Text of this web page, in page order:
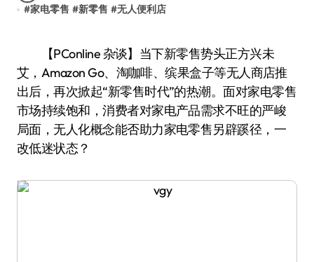
#家电零售 #新零售 #无人便利店
【PConline 杂谈】当下新零售势头正方兴未
艾，Amazon Go、淘咖啡、缤果盒子等无人商店推
出后，再次掀起“新零售时代”的热潮。面对家电零售
市场持续饱和，消费者对家电产品需求不旺的严峻
局面，无人化概念能否助力家电零售另辟蹊径，一
改低迷状态？